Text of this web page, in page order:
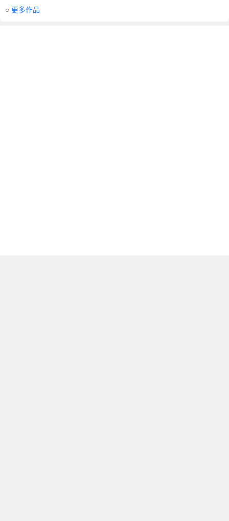
○ 更多作品